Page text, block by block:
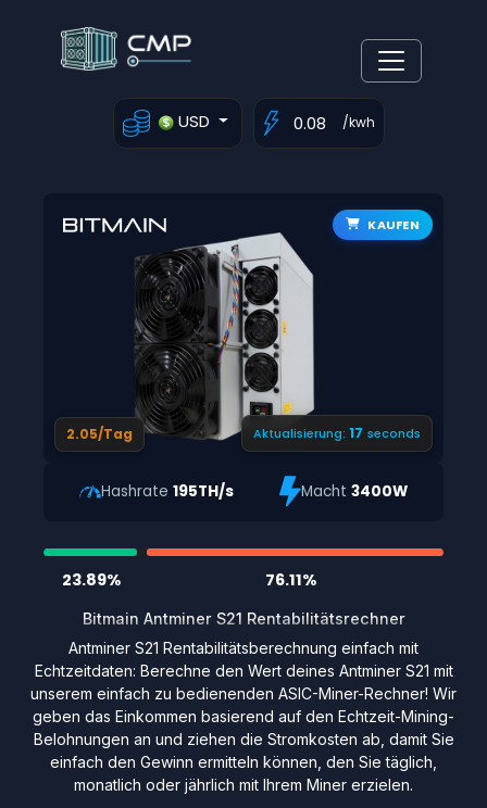
USD /kwh
KAUFEN
2.05/Tag Aktualisierung: 16 seconds
Hashrate195TH/s Macht 3400W
23.89% 76.11%
Bitmain Antminer S21 Rentabilitätsrechner
Antminer S21 Rentabilitätsberechnung einfach mit
Echtzeitdaten: Berechne den Wert deines Antminer S21 mit
unserem einfach zu bedienenden ASIC-Miner-Rechner! Wir
geben das Einkommen basierend auf den Echtzeit-Mining-
Belohnungen an und ziehen die Stromkosten ab, damit Sie
einfach den Gewinn ermitteln können, den Sie täglich,
monatlich oder jährlich mit Ihrem Miner erzielen.